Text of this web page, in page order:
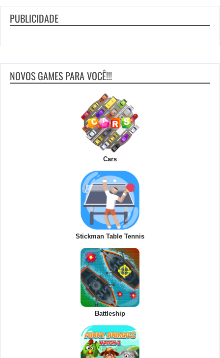
PUBLICIDADE
NOVOS GAMES PARA VOCÊ!!!
Cars
Stickman Table Tennis
Battleship